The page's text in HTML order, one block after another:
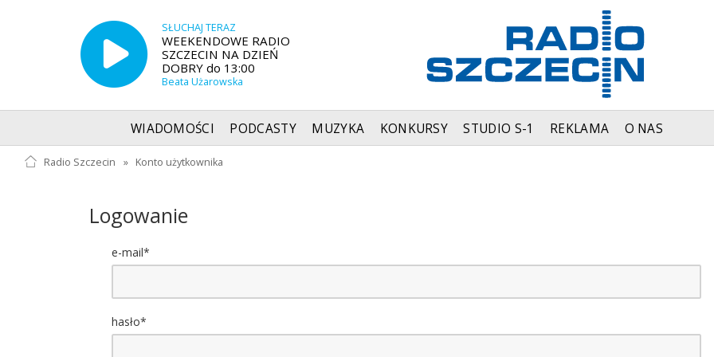
SŁUCHAJ TERAZ
WEEKENDOWE RADIO
SZCZECIN NA DZIEŃ
DOBRY do 13:00
Beata Użarowska
WIADOMOŚCI PODCASTY MUZYKA KONKURSY STUDIO S-1 REKLAMA O NAS
Radio Szczecin » Konto użytkownika
Logowanie
e-mail*
hasło*